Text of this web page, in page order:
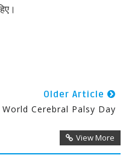
Older Article
L World Cerebral Palsy Day
View More